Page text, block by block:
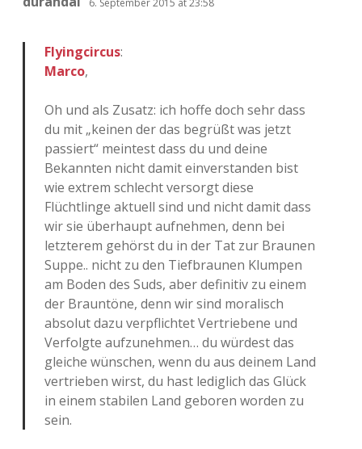
6. September 2015 at 23:58
Flyingcircus:
Marco,
Oh und als Zusatz: ich hoffe doch sehr dass
du mit „keinen der das begrüßt was jetzt
passiert“ meintest dass du und deine
Bekannten nicht damit einverstanden bist
wie extrem schlecht versorgt diese
Flüchtlinge aktuell sind und nicht damit dass
wir sie überhaupt aufnehmen, denn bei
letzterem gehörst du in der Tat zur Braunen
Suppe.. nicht zu den Tiefbraunen Klumpen
am Boden des Suds, aber definitiv zu einem
der Brauntöne, denn wir sind moralisch
absolut dazu verpflichtet Vertriebene und
Verfolgte aufzunehmen… du würdest das
gleiche wünschen, wenn du aus deinem Land
vertrieben wirst, du hast lediglich das Glück
in einem stabilen Land geboren worden zu
sein.